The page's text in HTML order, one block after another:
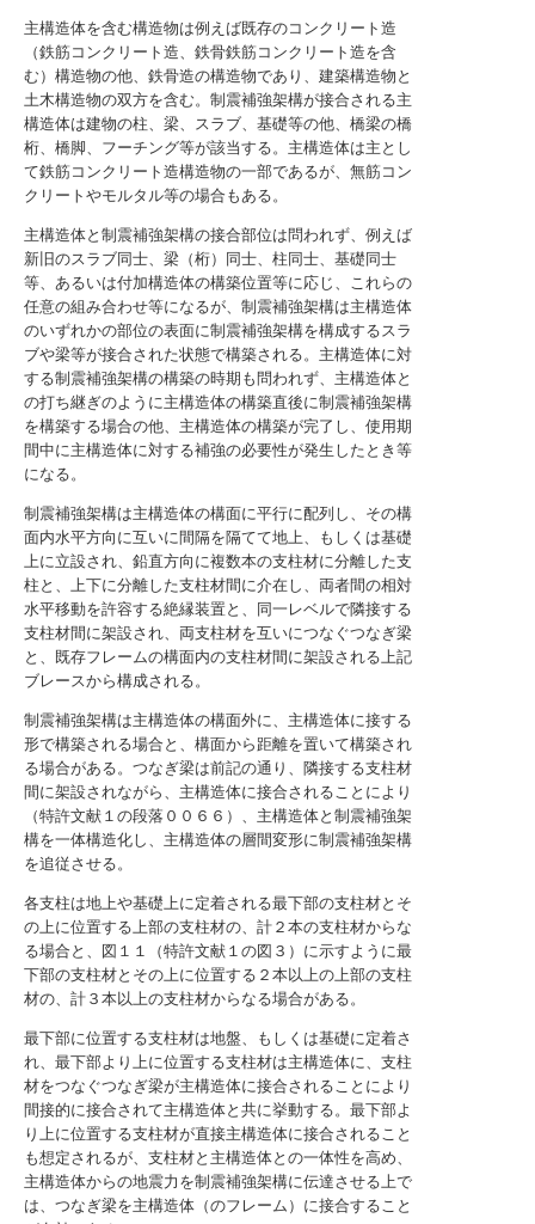
主構造体を含む構造物は例えば既存のコンクリート造
（鉄筋コンクリート造、鉄骨鉄筋コンクリート造を含
む）構造物の他、鉄骨造の構造物であり、建築構造物と
土木構造物の双方を含む。制震補強架構が接合される主
構造体は建物の柱、梁、スラブ、基礎等の他、橋梁の橋
桁、橋脚、フーチング等が該当する。主構造体は主とし
て鉄筋コンクリート造構造物の一部であるが、無筋コン
クリートやモルタル等の場合もある。
主構造体と制震補強架構の接合部位は問われず、例えば
新旧のスラブ同士、梁（桁）同士、柱同士、基礎同士
等、あるいは付加構造体の構築位置等に応じ、これらの
任意の組み合わせ等になるが、制震補強架構は主構造体
のいずれかの部位の表面に制震補強架構を構成するスラ
ブや梁等が接合された状態で構築される。主構造体に対
する制震補強架構の構築の時期も問われず、主構造体と
の打ち継ぎのように主構造体の構築直後に制震補強架構
を構築する場合の他、主構造体の構築が完了し、使用期
間中に主構造体に対する補強の必要性が発生したとき等
になる。
制震補強架構は主構造体の構面に平行に配列し、その構
面内水平方向に互いに間隔を隔てて地上、もしくは基礎
上に立設され、鉛直方向に複数本の支柱材に分離した支
柱と、上下に分離した支柱材間に介在し、両者間の相対
水平移動を許容する絶縁装置と、同一レベルで隣接する
支柱材間に架設され、両支柱材を互いにつなぐつなぎ梁
と、既存フレームの構面内の支柱材間に架設される上記
ブレースから構成される。
制震補強架構は主構造体の構面外に、主構造体に接する
形で構築される場合と、構面から距離を置いて構築され
る場合がある。つなぎ梁は前記の通り、隣接する支柱材
間に架設されながら、主構造体に接合されることにより
（特許文献１の段落００６６）、主構造体と制震補強架
構を一体構造化し、主構造体の層間変形に制震補強架構
を追従させる。
各支柱は地上や基礎上に定着される最下部の支柱材とそ
の上に位置する上部の支柱材の、計２本の支柱材からな
る場合と、図１１（特許文献１の図３）に示すように最
下部の支柱材とその上に位置する２本以上の上部の支柱
材の、計３本以上の支柱材からなる場合がある。
最下部に位置する支柱材は地盤、もしくは基礎に定着さ
れ、最下部より上に位置する支柱材は主構造体に、支柱
材をつなぐつなぎ梁が主構造体に接合されることにより
間接的に接合されて主構造体と共に挙動する。最下部よ
り上に位置する支柱材が直接主構造体に接合されること
も想定されるが、支柱材と主構造体との一体性を高め、
主構造体からの地震力を制震補強架構に伝達させる上で
は、つなぎ梁を主構造体（のフレーム）に接合すること